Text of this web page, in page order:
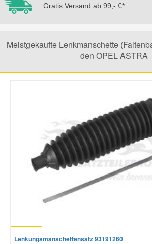
Gratis Versand ab 99,- €*
Meistgekaufte Lenkmanschette
den OPEL ASTRA
Lenkungsmanschettensatz 93191260